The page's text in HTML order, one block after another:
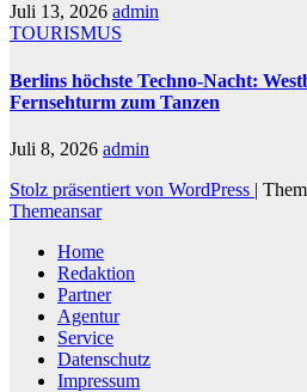
Juli 13, 2026 admin
TOURISMUS
Berlins höchste Techno-Nacht:
Fernsehturm zum Tanzen
Juli 8, 2026 admin
Stolz präsentiert von WordPress |
Themeansar
Home
Redaktion
Partner
Agentur
Service
Datenschutz
Impressum